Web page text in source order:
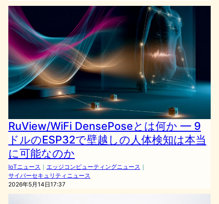
RuView/WiFi DensePoseとは何か — 9
ドルのESP32で壁越しの人体検知は本当
に可能なのか
IoTニュース ｜ エッジコンピューティングニュース ｜
サイバーセキュリティニュース
2026年5月14日17:37